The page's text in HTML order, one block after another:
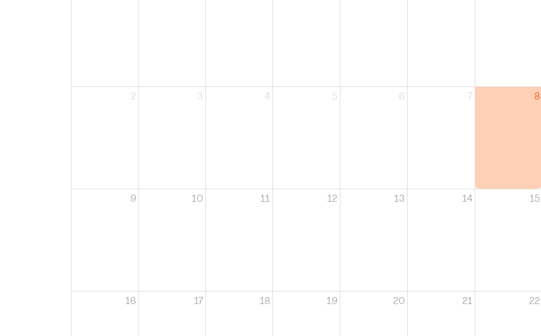
2 3 4 5 6 7 8
9 10 11 12 13 14 15
16 17 18 19 20 21 22